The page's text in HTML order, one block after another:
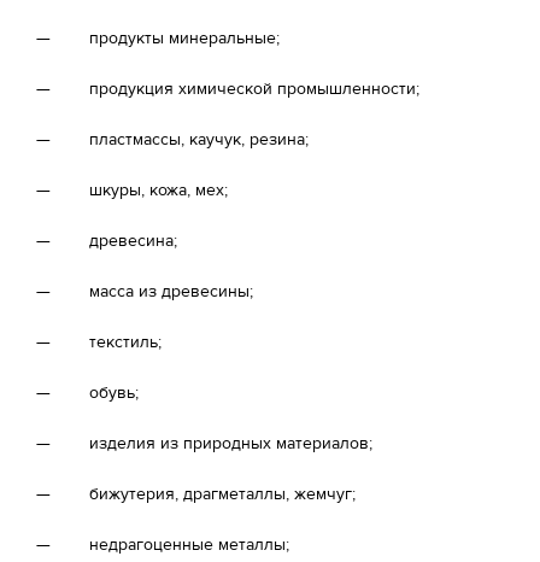
— продукты минеральные;
— продукция химической промышленности;
— пластмассы, каучук, резина;
— шкуры, кожа, мех;
— древесина;
— масса из древесины;
— текстиль;
— обувь;
— изделия из природных материалов;
— бижутерия, драгметаллы, жемчуг;
— недрагоценные металлы;